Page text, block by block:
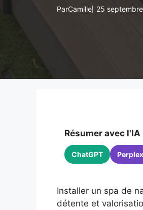
ParCamille 25
Résumer avec l'IA
ChatGPT
Installer un spa de
détente et